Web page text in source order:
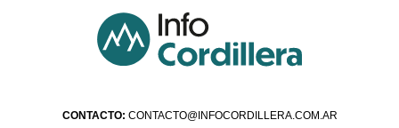
CONTACTO: CONTACTO@INFOCORDILLERA.COM.AR